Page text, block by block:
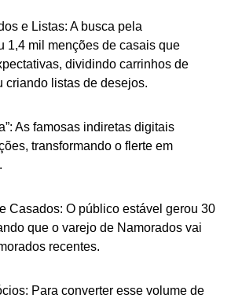
e Listas: A busca pela
1,4 mil menções de casais que
dividindo carrinhos de
criando listas de desejos.
As famosas indiretas digitais
transformando o flerte em
O público estável gerou 30
que o varejo de Namorados vai
recentes.
Para converter esse volume de